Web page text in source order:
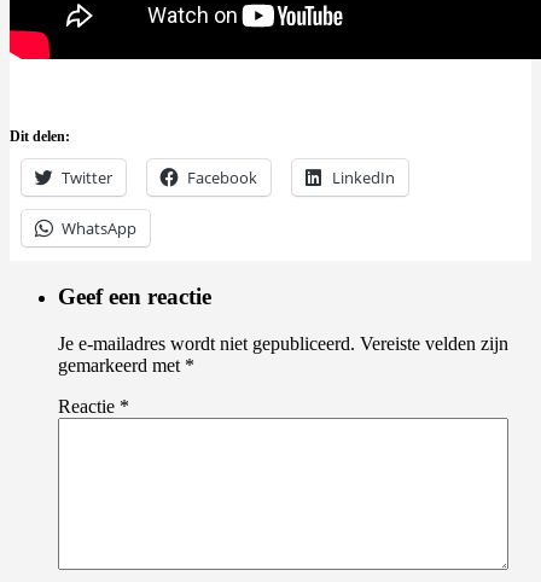
Dit delen:
Twitter Facebook LinkedIn
WhatsApp
Geef een reactie
Je e-mailadres wordt niet gepubliceerd. Vereiste velden zijn
gemarkeerd met *
Reactie *